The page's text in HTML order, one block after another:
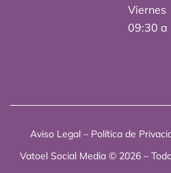
Viernes
09:30 a
Aviso Legal– Política de
Vatoel Social Media © 2026 –